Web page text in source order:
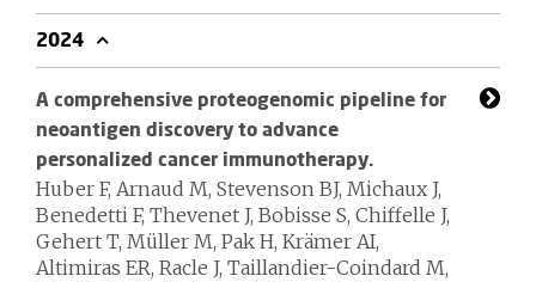
2024
A comprehensive proteogenomic pipeline for
neoantigen discovery to advance
personalized cancer immunotherapy.
Huber F, Arnaud M, Stevenson BJ, Michaux J,
Benedetti F, Thevenet J, Bobisse S, Chiffelle J,
Gehert T, Müller M, Pak H, Krämer AI,
Altimiras ER, Racle J, Taillandier-Coindard M,